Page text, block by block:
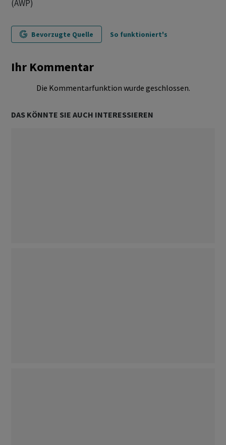
(AWP)
Bevorzugte Quelle So funktioniert's
Ihr Kommentar
Die Kommentarfunktion wurde geschlossen.
DAS KÖNNTE SIE AUCH INTERESSIEREN